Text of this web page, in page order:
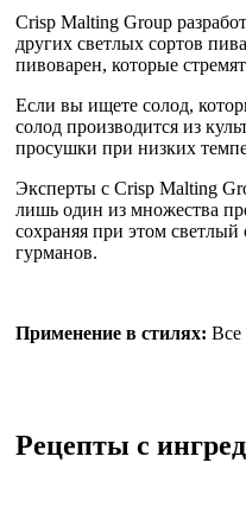
Crisp Malting Group
других светлых сортов
пивоварен, которые
Если вы ищете солод,
солод производится из
просушки при низких
Эксперты с Crisp Malting
лишь один из множества
сохраняя при этом светлый
гурманов.
Применение в стилях: Все
Рецепты с